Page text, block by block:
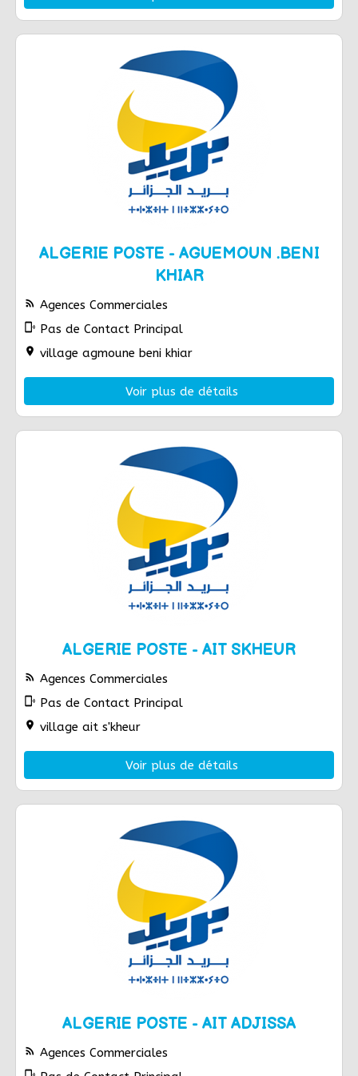
ALGERIE POSTE - AGUEMOUN .BENI
KHIAR
rss_feed Agences Commerciales
phonelink_ring Pas de Contact Principal
location_on village agmoune beni khiar
Voir plus de détails
ALGERIE POSTE - AIT SKHEUR
rss_feed Agences Commerciales
phonelink_ring Pas de Contact Principal
location_on village ait s'kheur
Voir plus de détails
ALGERIE POSTE - AIT ADJISSA
rss_feed Agences Commerciales